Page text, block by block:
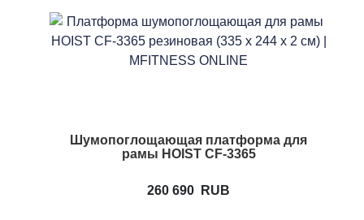
Шумопоглощающая платформа для
рамы HOIST CF-3365
260 690 RUB